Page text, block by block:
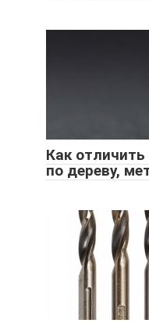
Как
по дереву,